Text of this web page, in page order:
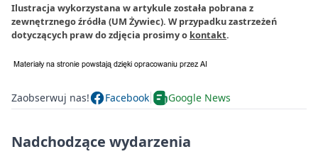
Ilustracja wykorzystana w artykule została pobrana z
zewnętrznego źródła (UM Żywiec). W przypadku zastrzeżeń
dotyczących praw do zdjęcia prosimy o kontakt.
Zaobserwuj nas! Facebook Google News
Nadchodzące wydarzenia